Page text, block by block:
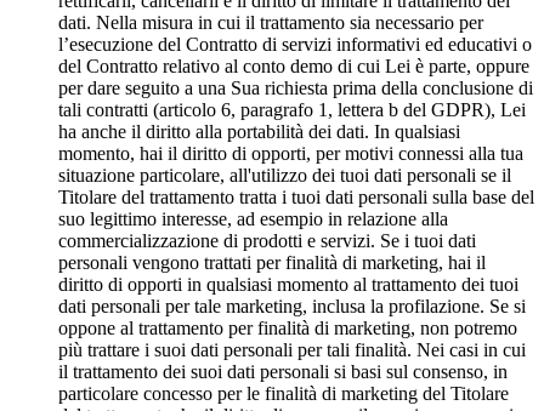
dati. Nella misura in cui il trattamento sia necessario per
l’esecuzione del Contratto di servizi informativi ed educativi o
del Contratto relativo al conto demo di cui Lei è parte, oppure
per dare seguito a una Sua richiesta prima della conclusione di
tali contratti (articolo 6, paragrafo 1, lettera b del GDPR), Lei
ha anche il diritto alla portabilità dei dati. In qualsiasi
momento, hai il diritto di opporti, per motivi connessi alla tua
situazione particolare, all'utilizzo dei tuoi dati personali se il
Titolare del trattamento tratta i tuoi dati personali sulla base del
suo legittimo interesse, ad esempio in relazione alla
commercializzazione di prodotti e servizi. Se i tuoi dati
personali vengono trattati per finalità di marketing, hai il
diritto di opporti in qualsiasi momento al trattamento dei tuoi
dati personali per tale marketing, inclusa la profilazione. Se si
oppone al trattamento per finalità di marketing, non potremo
più trattare i suoi dati personali per tali finalità. Nei casi in cui
il trattamento dei suoi dati personali si basi sul consenso, in
particolare concesso per le finalità di marketing del Titolare